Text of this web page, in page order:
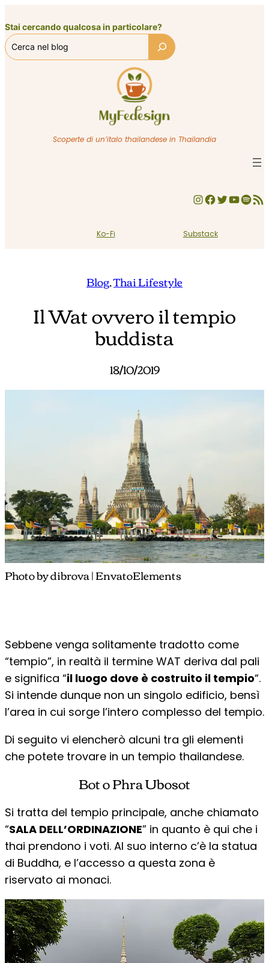
al
contenuto
Stai cercando qualcosa in particolare?
Scoperte di un’italo thailandese in Thailandia
InstagramFacebook Twitter YouTube Spotify Feed RSS
Ko-Fi Substack
Blog, Thai Lifestyle
Il Wat ovvero il tempio
buddista
18/10/2019
Photo by dibrova | EnvatoElements
Sebbene venga solitamente tradotto come
“tempio”, in realtà il termine WAT deriva dal pali
e significa “il luogo dove è costruito il tempio“.
Si intende dunque non un singolo edificio, bensì
l’area in cui sorge l’intero complesso del tempio.
Di seguito vi elencherò alcuni tra gli elementi
che potete trovare in un tempio thailandese.
Bot o Phra Ubosot
Si tratta del tempio principale, anche chiamato
“SALA DELL’ORDINAZIONE” in quanto è qui che i
thai prendono i voti. Al suo interno c’è la statua
di Buddha, e l’accesso a questa zona è
riservato ai monaci.